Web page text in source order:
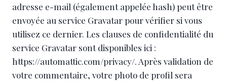
adresse e-mail (également appelée hash) peut être
envoyée au service Gravatar pour vérifier si vous
utilisez ce dernier. Les clauses de confidentialité du
service Gravatar sont disponibles ici :
https://automattic.com/privacy/. Après validation de
votre commentaire, votre photo de profil sera